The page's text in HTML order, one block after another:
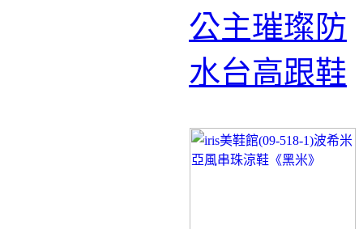
公主璀璨防
水台高跟鞋